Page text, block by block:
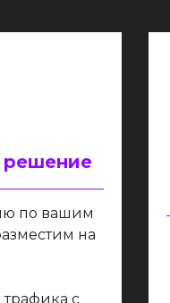
решение
по вашим
на
трафика с